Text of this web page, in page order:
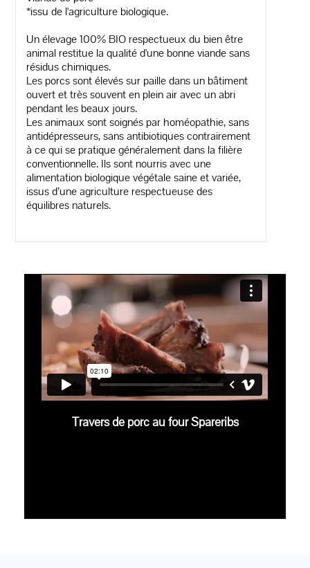
*issu de l'agriculture biologique.
Un élevage 100% BIO respectueux du bien être
animal restitue la qualité d'une bonne viande sans
résidus chimiques.
Les porcs sont élevés sur paille dans un bâtiment
ouvert et très souvent en plein air avec un abri
pendant les beaux jours.
Les animaux sont soignés par homéopathie, sans
antidépresseurs, sans antibiotiques contrairement
à ce qui se pratique généralement dans la filière
conventionnelle. Ils sont nourris avec une
alimentation biologique végétale saine et variée,
issus d’une agriculture respectueuse des
équilibres naturels.
Travers de porc au four Spareribs